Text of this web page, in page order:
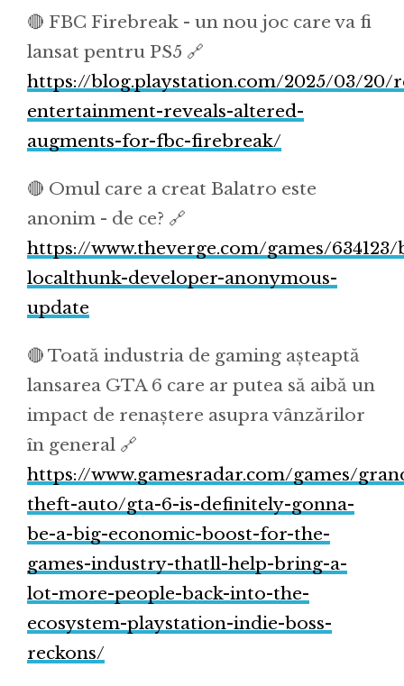
🔴 FBC Firebreak - un nou joc care va fi
lansat pentru PS5 🔗
https://blog.playstation.com/2025/03/20/
entertainment-reveals-altered-
augments-for-fbc-firebreak/
🔴 Omul care a creat Balatro este
anonim - de ce? 🔗
https://www.theverge.com/games/
localthunk-developer-anonymous-
update
🔴 Toată industria de gaming așteaptă
lansarea GTA 6 care ar putea să aibă un
impact de renaștere asupra vânzărilor
în general 🔗
https://www.gamesradar.com/games/
theft-auto/gta-6-is-definitely-gonna-
be-a-big-economic-boost-for-the-
games-industry-thatll-help-bring-a-
lot-more-people-back-into-the-
ecosystem-playstation-indie-boss-
reckons/